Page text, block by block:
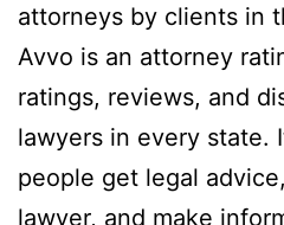
attorneys by clients in
Avvo is an attorney
ratings, reviews, and
lawyers in every state.
people get legal
lawyer, and make